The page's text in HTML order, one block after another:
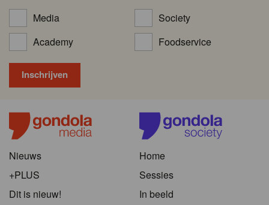
Media
Society
Academy
Foodservice
Nieuws
+PLUS
Dit is nieuw!
Home
Sessies
In beeld